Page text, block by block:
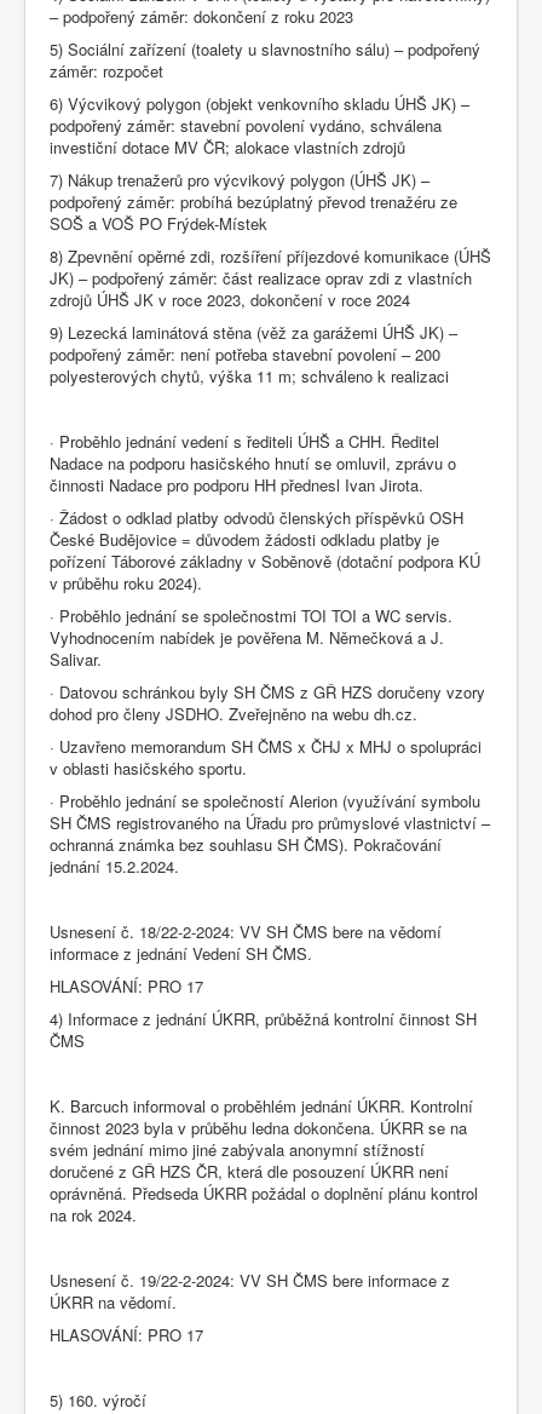
– podpořený záměr: dokončení z roku 2023
5) Sociální zařízení (toalety u slavnostního sálu) – podpořený
záměr: rozpočet
6) Výcvikový polygon (objekt venkovního skladu ÚHŠ JK) –
podpořený záměr: stavební povolení vydáno, schválena
investiční dotace MV ČR; alokace vlastních zdrojů
7) Nákup trenažerů pro výcvikový polygon (ÚHŠ JK) –
podpořený záměr: probíhá bezúplatný převod trenažéru ze
SOŠ a VOŠ PO Frýdek-Místek
8) Zpevnění opěrné zdi, rozšíření příjezdové komunikace (ÚHŠ
JK) – podpořený záměr: část realizace oprav zdi z vlastních
zdrojů ÚHŠ JK v roce 2023, dokončení v roce 2024
9) Lezecká laminátová stěna (věž za garážemi ÚHŠ JK) –
podpořený záměr: není potřeba stavební povolení – 200
polyesterových chytů, výška 11 m; schváleno k realizaci
· Proběhlo jednání vedení s řediteli ÚHŠ a CHH. Ředitel
Nadace na podporu hasičského hnutí se omluvil, zprávu o
činnosti Nadace pro podporu HH přednesl Ivan Jirota.
· Žádost o odklad platby odvodů členských příspěvků OSH
České Budějovice = důvodem žádosti odkladu platby je
pořízení Táborové základny v Soběnově (dotační podpora KÚ
v průběhu roku 2024).
· Proběhlo jednání se společnostmi TOI TOI a WC servis.
Vyhodnocením nabídek je pověřena M. Němečková a J.
Salivar.
· Datovou schránkou byly SH ČMS z GŘ HZS doručeny vzory
dohod pro členy JSDHO. Zveřejněno na webu dh.cz.
· Uzavřeno memorandum SH ČMS x ČHJ x MHJ o spolupráci
v oblasti hasičského sportu.
· Proběhlo jednání se společností Alerion (využívání symbolu
SH ČMS registrovaného na Úřadu pro průmyslové vlastnictví –
ochranná známka bez souhlasu SH ČMS). Pokračování
jednání 15.2.2024.
Usnesení č. 18/22-2-2024: VV SH ČMS bere na vědomí
informace z jednání Vedení SH ČMS.
HLASOVÁNÍ: PRO 17
4) Informace z jednání ÚKRR, průběžná kontrolní činnost SH
ČMS
K. Barcuch informoval o proběhlém jednání ÚKRR. Kontrolní
činnost 2023 byla v průběhu ledna dokončena. ÚKRR se na
svém jednání mimo jiné zabývala anonymní stížností
doručené z GŘ HZS ČR, která dle posouzení ÚKRR není
oprávněná. Předseda ÚKRR požádal o doplnění plánu kontrol
na rok 2024.
Usnesení č. 19/22-2-2024: VV SH ČMS bere informace z
ÚKRR na vědomí.
HLASOVÁNÍ: PRO 17
5) 160. výročí